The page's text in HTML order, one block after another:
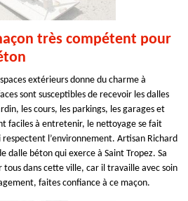
très compétent pour
extérieurs donne du charme à
sont susceptibles de recevoir les dalles
les cours, les parkings, les garages et
faciles à entretenir, le nettoyage se fait
l’environnement. Artisan Richard
dalle béton qui exerce à Saint Tropez. Sa
dans cette ville, car il travaille avec soin
faites confiance à ce maçon.